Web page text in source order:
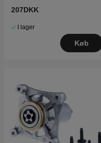
207DKK
I lager
Køb